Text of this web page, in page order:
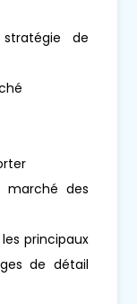
de
marché des
principaux
de détail